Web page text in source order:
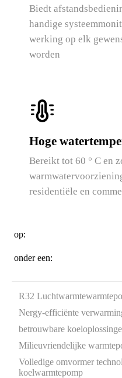
Biedt
handige
werking op elk
worden
Hoge
Bereikt tot 60 ° C en
residentiële en
op:
onder een:
R32
Nergy-efficiënte
betrouwbare
Milieuvriendelijke
Volledige omvormer
koelwarmtepomp